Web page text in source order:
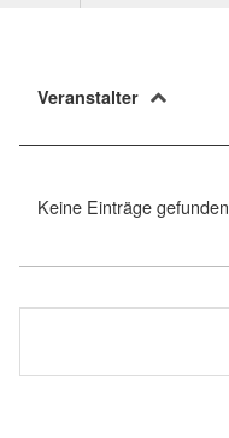
Veranstalter
Keine Einträge gefunden